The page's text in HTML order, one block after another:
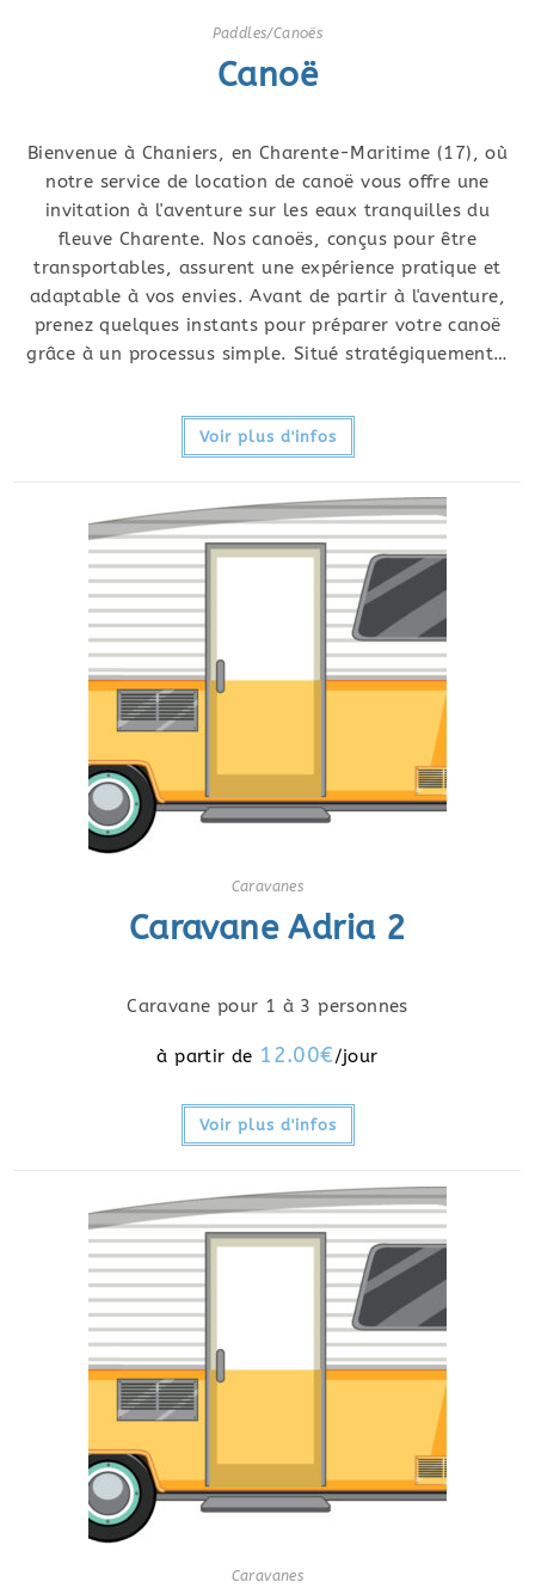
Paddles/Canoës
Canoë
Bienvenue à Chaniers, en Charente-Maritime (17), où
notre service de location de canoë vous offre une
invitation à l'aventure sur les eaux tranquilles du
fleuve Charente. Nos canoës, conçus pour être
transportables, assurent une expérience pratique et
adaptable à vos envies. Avant de partir à l'aventure,
prenez quelques instants pour préparer votre canoë
grâce à un processus simple. Situé stratégiquement…
Voir plus d'infos
Caravanes
Caravane Adria 2
Caravane pour 1 à 3 personnes
12.00€
Voir plus d'infos
Caravanes